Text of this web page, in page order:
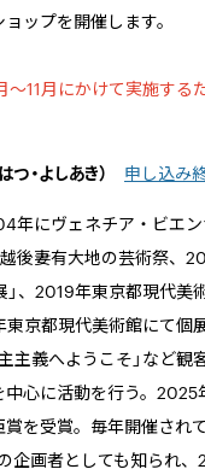
ップを開催します。
～11月にかけて実施する
・よしあき） 申し込み
年にヴェネチア・ビエ
後妻有大地の芸術祭、
」、 2019年東京都現代美
東京都現代美術館にて個
主義へようこそ」など観
心に活動を行う。 2025
を受賞。毎年開催され
企画者としても知られ、